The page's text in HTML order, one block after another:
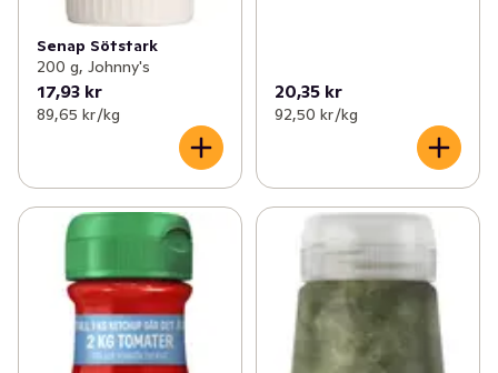
Senap Sötstark
200 g, Johnny's
17,93 kr
89,65 kr /kg
20,35 kr
92,50 kr /kg